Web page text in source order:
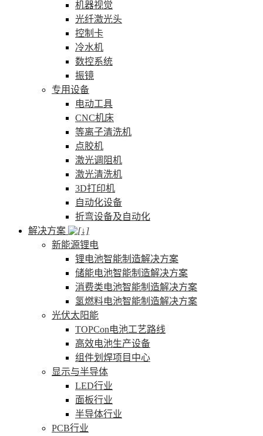
机器视觉
光纤激光头
控制卡
冷水机
数控系统
振镜
专用设备
电动工具
CNC机床
等离子清洗机
点胶机
激光调阻机
激光清洗机
3D打印机
自动化设备
折弯设备及自动化
解决方案
新能源锂电
锂电池智能制造解决方案
储能电池智能制造解决方案
消费类电池智能制造解决方案
氢燃料电池智能制造解决方案
光伏太阳能
TOPCon电池工艺路线
高效电池生产设备
组件划焊项目中心
显示与半导体
LED行业
面板行业
半导体行业
PCB行业